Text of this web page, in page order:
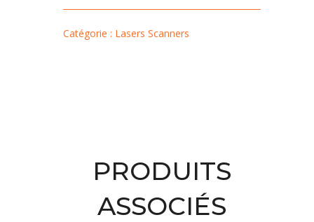
Catégorie : Lasers Scanners
PRODUITS
ASSOCIÉS